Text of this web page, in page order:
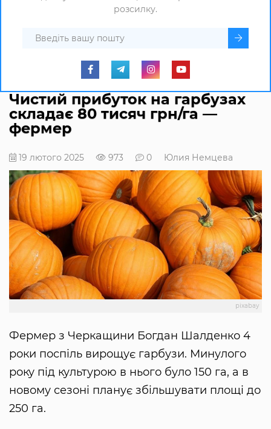
розсилку.
Чистий прибуток на гарбузах
складає 80 тисяч грн/га —
фермер
19 лютого 2025 973 0 Юлия Немцева
pixabay
Фермер з Черкащини Богдан Шалденко 4
роки поспіль вирощує гарбузи. Минулого
року під культурою в нього було 150 га, а в
новому сезоні планує збільшувати площі до
250 га.